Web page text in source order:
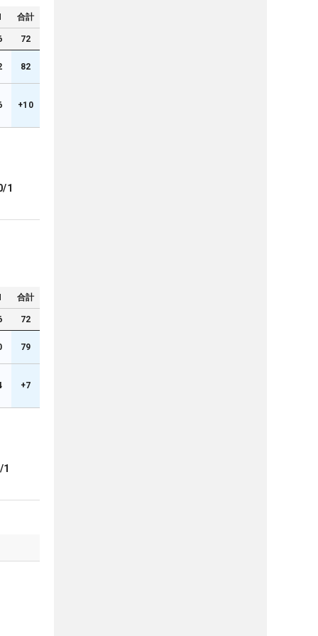
合計
72
82
+10
1
合計
72
79
+7
1